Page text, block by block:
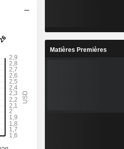
Matières Premières